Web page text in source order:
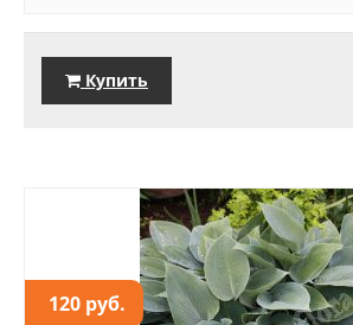
Купить
120 руб.